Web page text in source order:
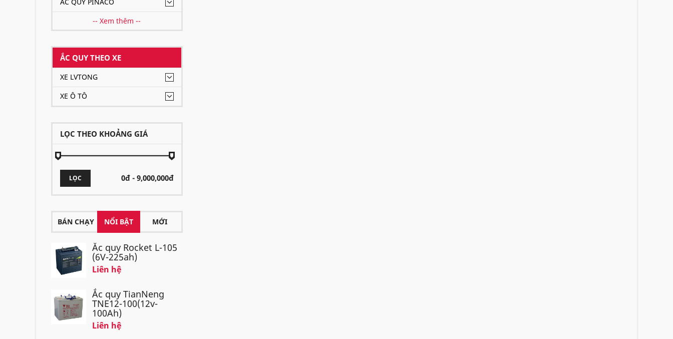
-- Xem thêm --
ẮC QUY THEO XE
XE LVTONG
XE Ô TÔ
LỌC THEO KHOẢNG GIÁ
LỌC
BÁN CHẠY NỔI BẬT MỚI
Ắc quy Rocket L-105
(6V-225ah)
Liên hệ
Ắc quy TianNeng
TNE12-100(12v-
100Ah)
Liên hệ